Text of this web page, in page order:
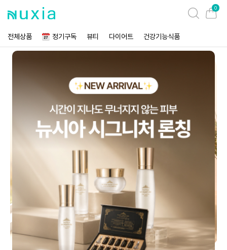
0
전체상품 정기구독 뷰티 다이어트 건강기능식품